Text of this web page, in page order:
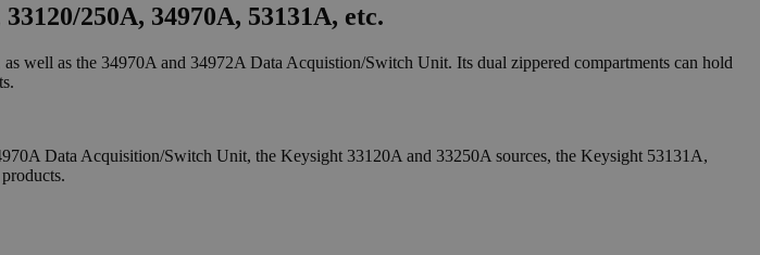
250A, 34970A, 53131A, etc.
as the 34970A and 34972A Data Acquistion/Switch Unit. Its dual zippered compartments can hold
Data Acquisition/Switch Unit, the Keysight 33120A and 33250A sources, the Keysight 53131A,